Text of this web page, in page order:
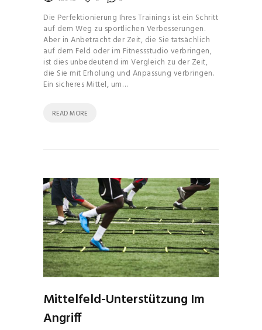
Die Perfektionierung Ihres Trainings ist ein Schritt
auf dem Weg zu sportlichen Verbesserungen.
Aber in Anbetracht der Zeit, die Sie tatsächlich
auf dem Feld oder im Fitnessstudio verbringen,
ist dies unbedeutend im Vergleich zu der Zeit,
die Sie mit Erholung und Anpassung verbringen.
Ein sicheres Mittel, um…
READ MORE
Mittelfeld-Unterstützung Im
Angriff